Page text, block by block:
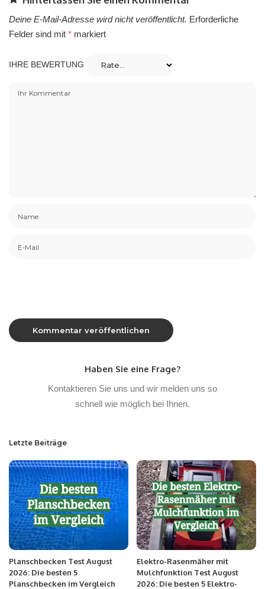
Deine E-Mail-Adresse wird nicht veröffentlicht. Erforderliche
Felder sind mit * markiert
IHRE BEWERTUNG
Haben Sie eine Frage?
Kontaktieren Sie uns und wir melden uns so
schnell wie möglich bei Ihnen.
Letzte Beiträge
Planschbecken Test August
2026: Die besten 5
Planschbecken im Vergleich
Elektro-Rasenmäher mit
Mulchfunktion Test August
2026: Die besten 5 Elektro-